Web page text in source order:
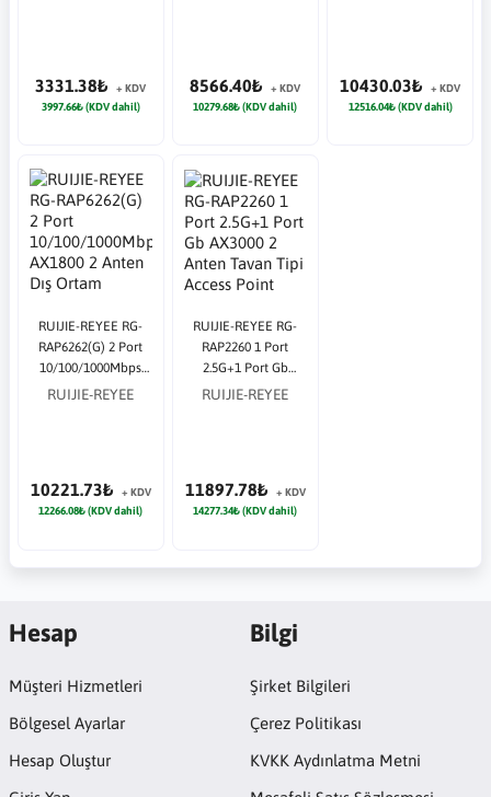
3331.38₺
+ KDV
3997.66₺ (KDV dahil)
8566.40₺
+ KDV
10279.68₺ (KDV dahil)
10430.03₺
+ KDV
12516.04₺ (KDV dahil)
RUIJIE-REYEE RG-
RAP6262(G) 2 Port
10/100/1000Mbps
AX1800 2 Anten Dış
RUIJIE-REYEE
10221.73₺
+ KDV
12266.08₺ (KDV dahil)
RUIJIE-REYEE RG-
RAP2260 1 Port
2.5G+1 Port Gb
AX3000 2 Anten
RUIJIE-REYEE
11897.78₺
+ KDV
14277.34₺ (KDV dahil)
Hesap
Müşteri Hizmetleri
Bölgesel Ayarlar
Hesap Oluştur
Bilgi
Şirket Bilgileri
Çerez Politikası
KVKK Aydınlatma Metni